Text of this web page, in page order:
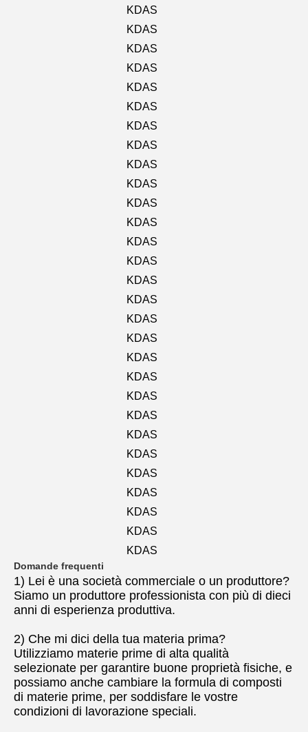
KDAS
KDAS
KDAS
KDAS
KDAS
KDAS
KDAS
KDAS
KDAS
KDAS
KDAS
KDAS
KDAS
KDAS
KDAS
KDAS
KDAS
KDAS
KDAS
KDAS
KDAS
KDAS
KDAS
KDAS
KDAS
KDAS
KDAS
KDAS
KDAS
Domande frequenti
1) Lei è una società commerciale o un produttore?
Siamo un produttore professionista con più di dieci
anni di esperienza produttiva.
2) Che mi dici della tua materia prima?
Utilizziamo materie prime di alta qualità
selezionate per garantire buone proprietà fisiche, e
possiamo anche cambiare la formula di composti
di materie prime, per soddisfare le vostre
condizioni di lavorazione speciali.